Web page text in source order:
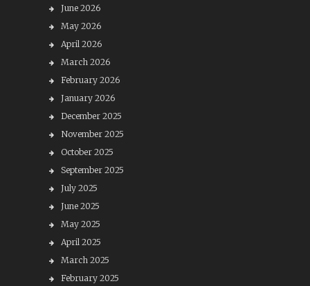
June 2026
May 2026
April 2026
March 2026
February 2026
January 2026
December 2025
November 2025
October 2025
September 2025
July 2025
June 2025
May 2025
April 2025
March 2025
February 2025